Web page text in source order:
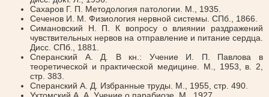
Сахаров Г. П. Методология патологии. М., 1935.
Сеченов И. М. Физиология нервной системы. СПб., 1866.
Симановский Н. П. К вопросу о влиянии раздражений
чувствительных нервов на отправление и питание сердца.
Дисс. СПб., 1881.
Сперанский А. Д. В кн.: Учение И. П. Павлова в
теоретической и практической медицине. М., 1953, в. 2,
стр. 383.
Сперанский А. Д. Избранные труды. М., 1955, стр. 490.